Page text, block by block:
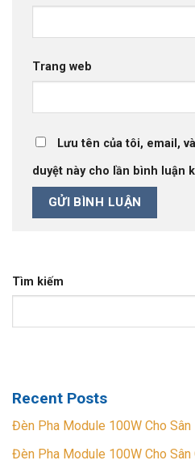
Trang web
Lưu tên của tôi, email,
duyệt này cho lần bình luận
Tìm kiếm
Recent Posts
Đèn Pha Module 100W Cho
Đèn Pha Module 100W Cho Sân